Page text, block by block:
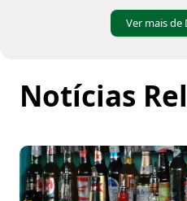
Ver mais de
Notícias